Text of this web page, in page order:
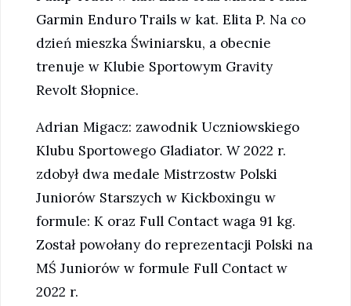
Garmin Enduro Trails w kat. Elita P. Na co
dzień mieszka Świniarsku, a obecnie
trenuje w Klubie Sportowym Gravity
Revolt Słopnice.
Adrian Migacz: zawodnik Uczniowskiego
Klubu Sportowego Gladiator. W 2022 r.
zdobył dwa medale Mistrzostw Polski
Juniorów Starszych w Kickboxingu w
formule: K oraz Full Contact waga 91 kg.
Został powołany do reprezentacji Polski na
MŚ Juniorów w formule Full Contact w
2022 r.